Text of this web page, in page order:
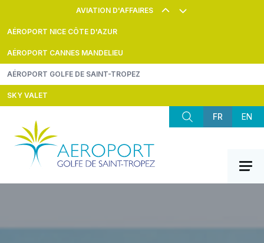
AVIATION D'AFFAIRES
AÉROPORT NICE CÔTE D'AZUR
AÉROPORT CANNES MANDELIEU
AÉROPORT GOLFE DE SAINT-TROPEZ
SKY VALET
FR EN